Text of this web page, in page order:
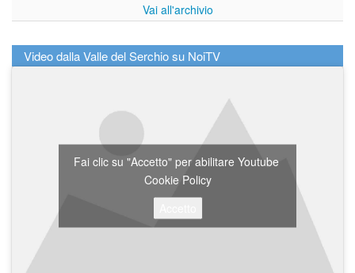
Vai all'archivio
Video dalla Valle del Serchio su NoiTV
Fai clic su "Accetto" per abilitare Youtube
Cookie Policy